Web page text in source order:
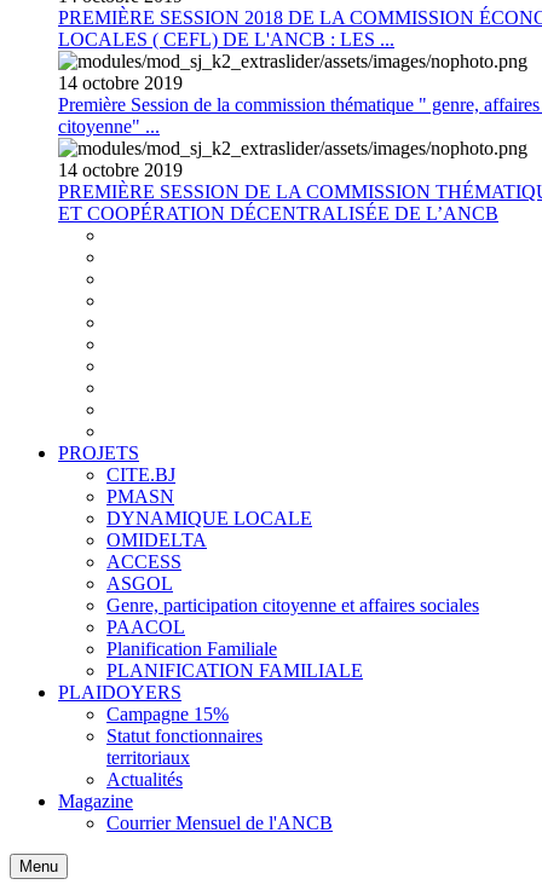
PREMIÈRE SESSION 2018 DE LA COMMISSION
LOCALES ( CEFL) DE L'ANCB : LES ...
14 octobre 2019
Première Session de la commission thématique " genre,
citoyenne" ...
14 octobre 2019
PREMIÈRE SESSION DE LA COMMISSION
ET COOPÉRATION DÉCENTRALISÉE DE L’ANCB
PROJETS
CITE.BJ
PMASN
DYNAMIQUE LOCALE
OMIDELTA
ACCESS
ASGOL
Genre, participation citoyenne et affaires sociales
PAACOL
Planification Familiale
PLANIFICATION FAMILIALE
PLAIDOYERS
Campagne 15%
Statut fonctionnaires
territoriaux
Actualités
Magazine
Courrier Mensuel de l'ANCB
Menu